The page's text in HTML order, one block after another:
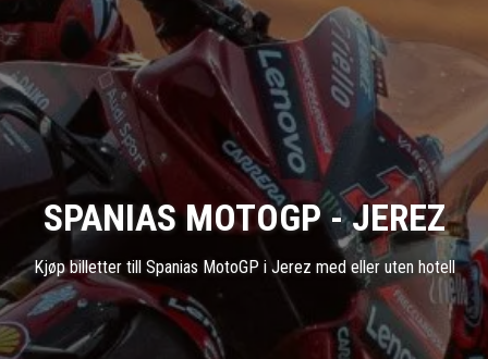
SPANIAS MOTOGP - JEREZ
Kjøp billetter till Spanias MotoGP i Jerez med eller uten hotell